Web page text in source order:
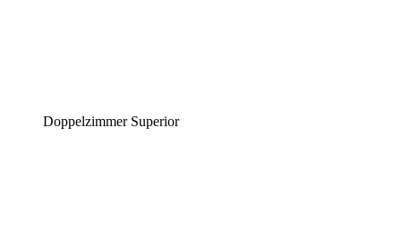
Doppelzimmer Superior